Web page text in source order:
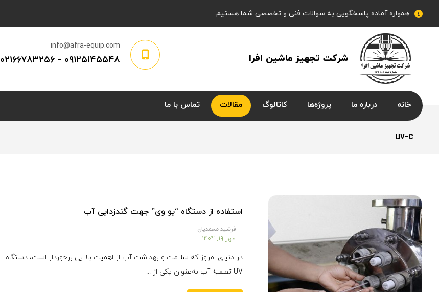
همواره آماده پاسخگویی به سوالات فنی و تخصصی شما هستیم.
شرکت تجهیز ماشین افرا
info@afra-equip.com
۰۹۱۲۵۱۴۵۵۴۸ - ۰۲۱۶۶۷۸۳۲۵۶
خانه درباره ما پروژه‌ها کاتالوگ مقالات تماس با ما
uv-c
استفاده از دستگاه “یو وی” جهت گندزدایی آب
فرشید محمدیان
مهر ۱۹, ۱۴۰۴
در دنیای امروز که سلامت و بهداشت آب از اهمیت بالایی برخوردار است، دستگاه
UV تصفیه آب به‌عنوان یکی از ...